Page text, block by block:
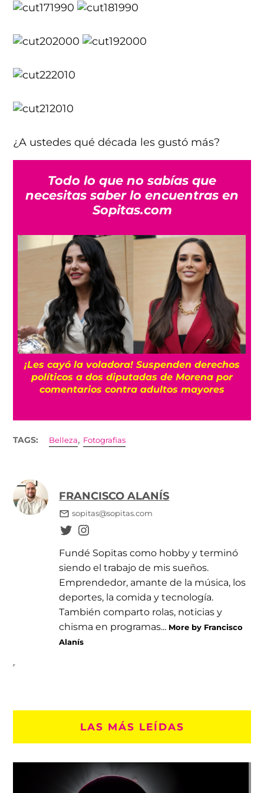
¿A ustedes qué década les gustó más?
Todo lo que no sabías que
necesitas saber lo encuentras en
Sopitas.com
¡Les cayó la voladora! Suspenden derechos
políticos a dos diputadas de Morena por
comentarios contra adultos mayores
TAGS: Belleza, Fotografias
FRANCISCO ALANÍS
sopitas@sopitas.com
Fundé Sopitas como hobby y terminó
siendo el trabajo de mis sueños.
Emprendedor, amante de la música, los
deportes, la comida y tecnología.
También comparto rolas, noticias y
chisma en programas... More by Francisco
Alanís
LAS MÁS LEÍDAS